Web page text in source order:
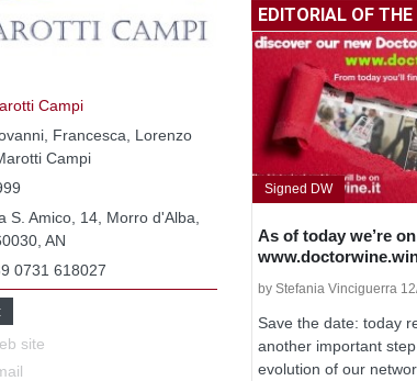
Campi
Francesca, Lorenzo
Campi
S. Amico, 14, Morro d'Alba,
AN
0731 618027
site
EDITORIAL OF THE
Signed DW
As of today we’re on
by Stefania Vinciguerra
Save the date: today
another important
evolution of our